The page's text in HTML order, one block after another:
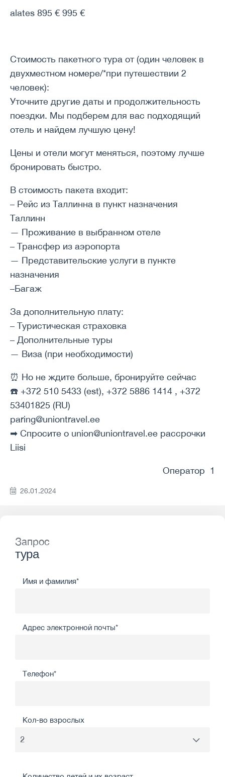
alates 895 € 995 €
Стоимость пакетного тура от (один человек в
двухместном номере/*при путешествии 2
человек):
Уточните другие даты и продолжительность
поездки. Мы подберем для вас подходящий
отель и найдем лучшую цену!
Цены и отели могут меняться, поэтому лучше
бронировать быстро.
В стоимость пакета входит:
– Рейс из Таллинна в пункт назначения
Таллинн
— Проживание в выбранном отеле
– Трансфер из аэропорта
— Представительские услуги в пункте
назначения
–Багаж
За дополнительную плату:
– Туристическая страховка
– Дополнительные туры
— Виза (при необходимости)
⏰ Но не ждите больше, бронируйте сейчас
☎️ +372 510 5433 (est), +372 5886 1414 , +372
53401825 (RU)
paring@uniontravel.ee
➡ Спросите о union@uniontravel.ee рассрочки
Liisi
Оператор 1
26.01.2024
Запрос
тура
Имя и фамилия*
Адрес электронной почты*
Телефон*
Кол-во взрослых